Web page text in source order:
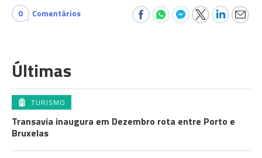
0 Comentários
Últimas
TURISMO
Transavia inaugura em Dezembro rota entre Porto e
Bruxelas